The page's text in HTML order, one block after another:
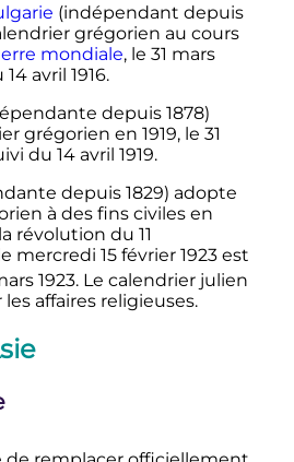
(indépendant depuis
grégorien au cours
mondiale, le 31 mars
14 avril 1916.
depuis 1878)
grégorien en 1919, le 31
du 14 avril 1919.
depuis 1829) adopte
à des fins civiles en
révolution du 11
mercredi 15 février 1923est
1923. Le calendrier julien
affaires religieuses.